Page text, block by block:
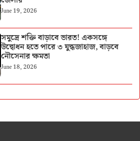
June 19, 2026
সমুদ্রে শক্তি বাড়াবে ভারত! একসঙ্গে
উদ্বোধন হতে পারে ৩ যুদ্ধজাহাজ, বাড়বে
নৌসেনার ক্ষমতা
June 18, 2026